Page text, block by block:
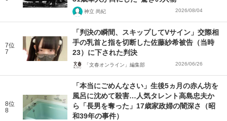
神立 尚紀 2026/08/04
7位
7
「判決の瞬間、スキップしてVサイン」交際相
手の乳首と指を切断した佐藤紗希被告（当時
23）に下された判決
「文春オンライン」編集部 2026/06/26
8位
8
「本当にごめんなさい」生後5ヵ月の赤ん坊を
風呂に沈めて殺害…人気タレント高島忠夫か
ら「長男を奪った」17歳家政婦の闇深さ（昭
和39年の事件）